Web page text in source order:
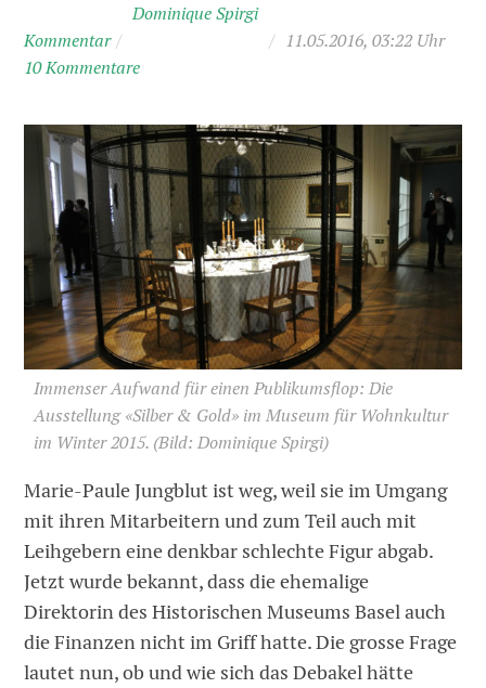
Kommentar /
Dominique Spirgi
/ 11.05.2016, 03:22 Uhr
10 Kommentare
Immenser Aufwand für einen Publikumsflop: Die
Ausstellung «Silber & Gold» im Museum für Wohnkultur
im Winter 2015. (Bild: Dominique Spirgi)
Marie-Paule Jungblut ist weg, weil sie im Umgang
mit ihren Mitarbeitern und zum Teil auch mit
Leihgebern eine denkbar schlechte Figur abgab.
Jetzt wurde bekannt, dass die ehemalige
Direktorin des Historischen Museums Basel auch
die Finanzen nicht im Griff hatte. Die grosse Frage
lautet nun, ob und wie sich das Debakel hätte